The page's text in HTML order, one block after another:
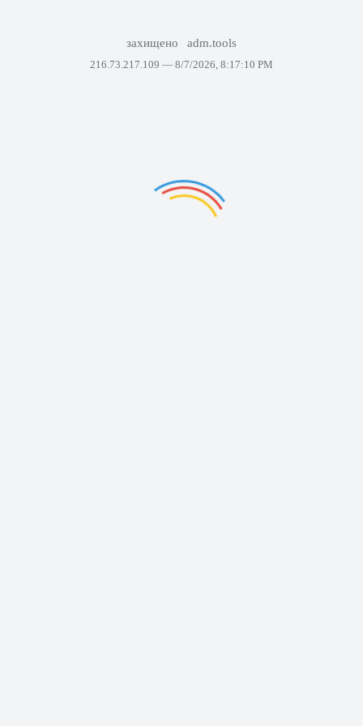
захищено adm.tools
216.73.217.109 — 8/7/2026, 8:17:10 PM